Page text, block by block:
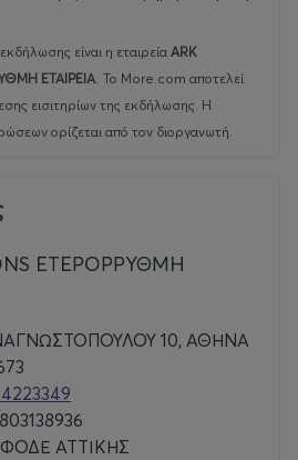
καθιστά το έργο απόλυτα
κόσμο όπου οι εισβολές, η βία,
και ο κυνισμός εξακολουθούν
αναπόφευκτα.
είναι η εταιρεία ARK
ΕΤΑΙΡΕΙΑ. Το More.com αποτελεί
εισιτηρίων της εκδήλωσης. Η
ορίζεται από τον διοργανωτή.
ΕΤΕΡΟΡΡΥΘΜΗ
10, ΑΘΗΝΑ
ΑΤΤΙΚΗΣ